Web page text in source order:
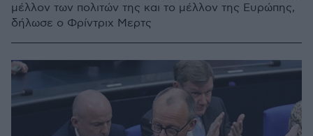
μέλλον των πολιτών της και το μέλλον της Ευρώπης,
δήλωσε ο Φρίντριχ Μερτς